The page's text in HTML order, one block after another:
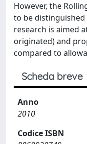
However, the
to be
research is aimed
originated) and
compared to
Scheda breve
Anno
2010
Codice ISBN